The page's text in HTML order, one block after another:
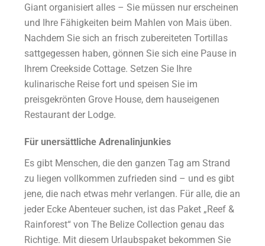
Giant organisiert alles – Sie müssen nur erscheinen
und Ihre Fähigkeiten beim Mahlen von Mais üben.
Nachdem Sie sich an frisch zubereiteten Tortillas
sattgegessen haben, gönnen Sie sich eine Pause in
Ihrem Creekside Cottage. Setzen Sie Ihre
kulinarische Reise fort und speisen Sie im
preisgekrönten Grove House, dem hauseigenen
Restaurant der Lodge.
Für unersättliche Adrenalinjunkies
Es gibt Menschen, die den ganzen Tag am Strand
zu liegen vollkommen zufrieden sind – und es gibt
jene, die nach etwas mehr verlangen. Für alle, die an
jeder Ecke Abenteuer suchen, ist das Paket „Reef &
Rainforest“ von The Belize Collection genau das
Richtige. Mit diesem Urlaubspaket bekommen Sie